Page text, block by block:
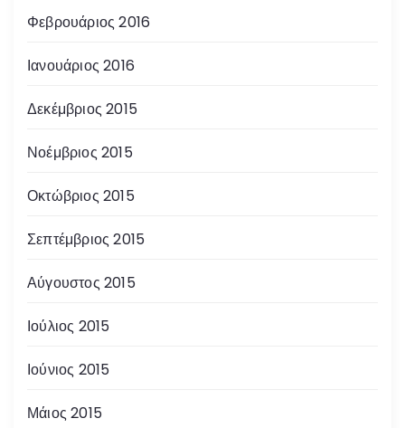
Φεβρουάριος 2016
Ιανουάριος 2016
Δεκέμβριος 2015
Νοέμβριος 2015
Οκτώβριος 2015
Σεπτέμβριος 2015
Αύγουστος 2015
Ιούλιος 2015
Ιούνιος 2015
Μάιος 2015